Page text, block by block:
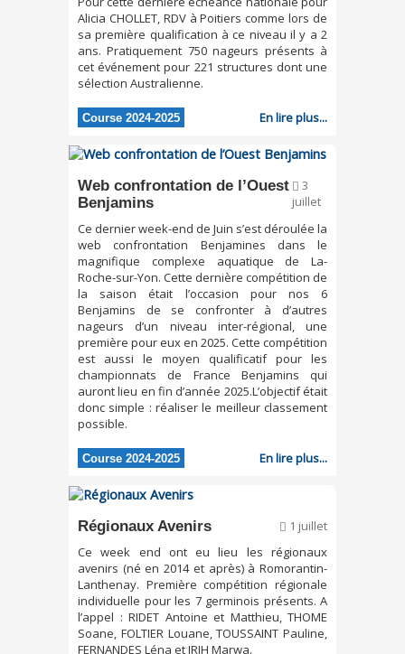
Alicia CHOLLET, RDV à Poitiers comme lors de
sa première qualification à ce niveau il y a 2
ans. Pratiquement 750 nageurs présents à
cet événement pour 221 structures dont une
sélection Australienne.
Course 2024-2025 En lire plus...
Web confrontation de l’Ouest
Benjamins
3
juillet
Ce dernier week-end de Juin s’est déroulée la
web confrontation Benjamines dans le
magnifique complexe aquatique de La-
Roche-sur-Yon. Cette dernière compétition de
la saison était l’occasion pour nos 6
Benjamins de se confronter à d’autres
nageurs d’un niveau inter-régional, une
première pour eux en 2025. Cette compétition
est aussi le moyen qualificatif pour les
championnats de France Benjamins qui
auront lieu en fin d’année 2025.L’objectif était
donc simple : réaliser le meilleur classement
possible.
Course 2024-2025 En lire plus...
Régionaux Avenirs
1 juillet
Ce week end ont eu lieu les régionaux
avenirs (né en 2014 et après) à Romorantin-
Lanthenay. Première compétition régionale
individuelle pour les 7 germinois présents. A
l’appel : RIDET Antoine et Matthieu, THOME
Soane, FOLTIER Louane, TOUSSAINT Pauline,
FERNANDES Léna et IRIH Marwa.